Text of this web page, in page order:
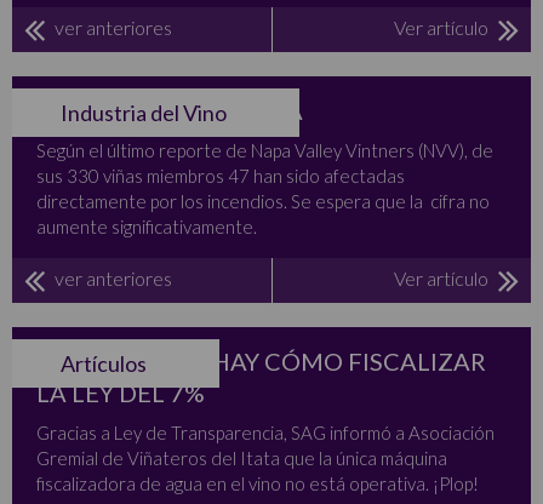
ver anteriores Ver artículo
Industria del Vino
NAPA ESTÁ DE VUELTA
Según el último reporte de Napa Valley Vintners (NVV), de
sus 330 viñas miembros 47 han sido afectadas
directamente por los incendios. Se espera que la cifra no
aumente significativamente.
ver anteriores Ver artículo
Artículos
Y AHORA… NO HAY CÓMO FISCALIZAR
LA LEY DEL 7%
Gracias a Ley de Transparencia, SAG informó a Asociación
Gremial de Viñateros del Itata que la única máquina
fiscalizadora de agua en el vino no está operativa. ¡Plop!